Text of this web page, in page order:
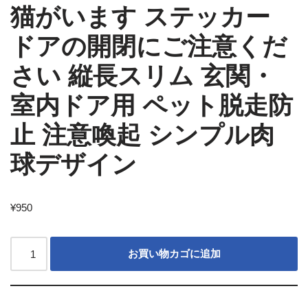
猫がいます ステッカー
ドアの開閉にご注意くだ
さい 縦長スリム 玄関・
室内ドア用 ペット脱走防
止 注意喚起 シンプル肉
球デザイン
¥950
お買い物カゴに追加